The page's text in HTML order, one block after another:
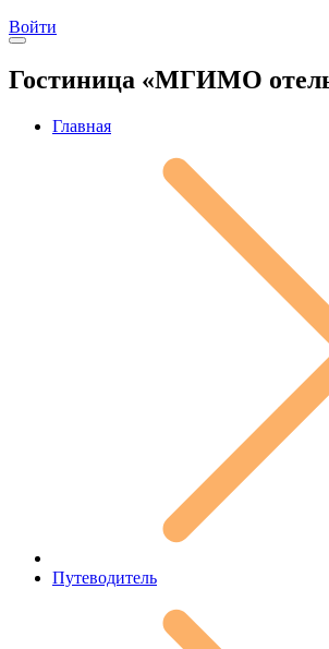
Войти
Гостиница «МГИМО
Главная
Путеводитель